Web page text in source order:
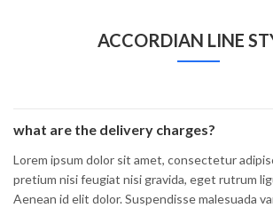
ACCORDIAN LINE
what are the delivery charges?
Lorem ipsum dolor sit amet, consectetur
pretium nisi feugiat nisi gravida, eget rutrum
Aenean id elit dolor. Suspendisse malesuada